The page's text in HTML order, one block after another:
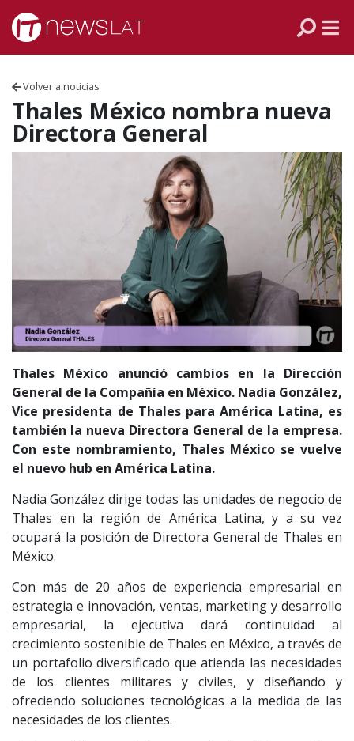
Skip to content
Volver a noticias
Thales México nombra nueva
Directora General
Thales México anunció cambios en la Dirección
General de la Compañía en México. Nadia González,
Vice presidenta de Thales para América Latina, es
también la nueva Directora General de la empresa.
Con este nombramiento, Thales México se vuelve
el nuevo hub en América Latina.
Nadia González dirige todas las unidades de negocio de
Thales en la región de América Latina, y a su vez
ocupará la posición de Directora General de Thales en
México.
Con más de 20 años de experiencia empresarial en
estrategia e innovación, ventas, marketing y desarrollo
empresarial, la ejecutiva dará continuidad al
crecimiento sostenible de Thales en México, a través de
un portafolio diversificado que atienda las necesidades
de los clientes militares y civiles, y diseñando y
ofreciendo soluciones tecnológicas a la medida de las
necesidades de los clientes.
ECUADOR
PERÚ
CHILE
ARGENTINA
MÉXICO